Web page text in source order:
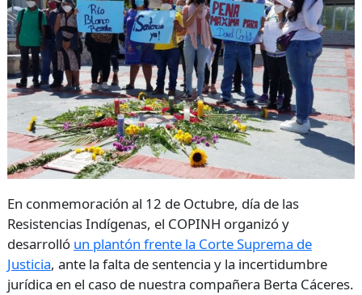
En conmemoración al 12 de Octubre, día de las
Resistencias Indígenas, el COPINH organizó y
desarrolló un plantón frente la Corte Suprema de
Justicia, ante la falta de sentencia y la incertidumbre
jurídica en el caso de nuestra compañera Berta Cáceres.